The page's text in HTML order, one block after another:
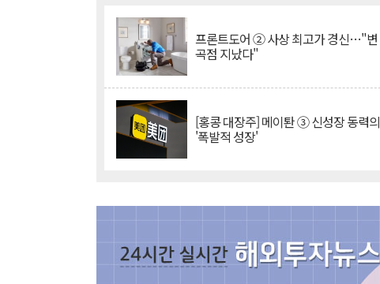
프론트도어 ② 사상 최고가 경신…"변
곡점 지났다"
[홍콩 대장주] 메이퇀 ③ 신성장 동력의
'폭발적 성장'